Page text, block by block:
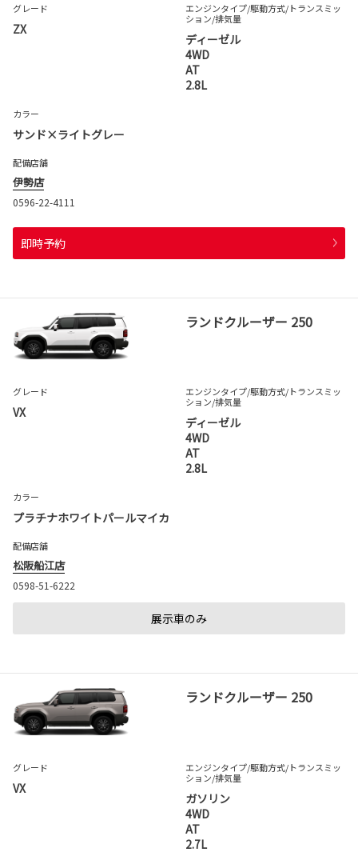
グレード
ZX
エンジンタイプ/駆動方式/トランスミッ
ション/排気量
ディーゼル
4WD
AT
2.8L
カラー
サンド×ライトグレー
配備店舗
伊勢店
0596-22-4111
即時予約
ランドクルーザー 250
グレード
VX
エンジンタイプ/駆動方式/トランスミッ
ション/排気量
ディーゼル
4WD
AT
2.8L
カラー
プラチナホワイトパールマイカ
配備店舗
松阪船江店
0598-51-6222
展示車のみ
ランドクルーザー 250
グレード
VX
エンジンタイプ/駆動方式/トランスミッ
ション/排気量
ガソリン
4WD
AT
2.7L